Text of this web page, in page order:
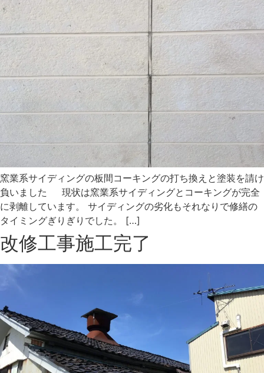
窯業系サイディングの板間コーキングの打ち換えと塗装を請け
負いました 現状は窯業系サイディングとコーキングが完全
に剥離しています。 サイディングの劣化もそれなりで修繕の
タイミングぎりぎりでした。 […]
改修工事施工完了